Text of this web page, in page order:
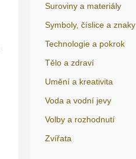
Suroviny a materiály
Symboly, číslice a znaky
Technologie a pokrok
Tělo a zdraví
Umění a kreativita
Voda a vodní jevy
Volby a rozhodnutí
Zvířata